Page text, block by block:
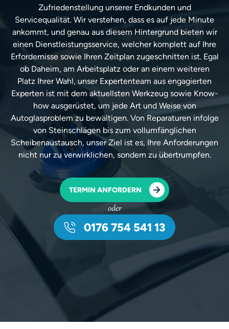
Zufriedenstellung unserer Endkunden und
Servicequalität. Wir verstehen, dass es auf jede Minute
ankommt, und genau aus diesem Hintergrund bieten wir
einen Dienstleistungsservice, welcher komplett auf Ihre
Erfordernisse sowie Ihren Zeitplan zugeschnitten ist. Egal
ob Daheim, am Arbeitsplatz oder an einem weiteren
Platz Ihrer Wahl, unser Expertenteam aus engagierten
Experten ist mit dem aktuellsten Werkzeug sowie Know-
how ausgerüstet, um jede Art und Weise von
Autoglasproblem zu bewältigen. Von Reparaturen infolge
von Steinschlägen bis zum vollumfänglichen
Scheibenaustausch, unser Ziel ist es, Ihre Anforderungen
nicht nur zu verwirklichen, sondern zu übertrumpfen.
TERMIN ANFORDERN
oder
0176 754 541 13